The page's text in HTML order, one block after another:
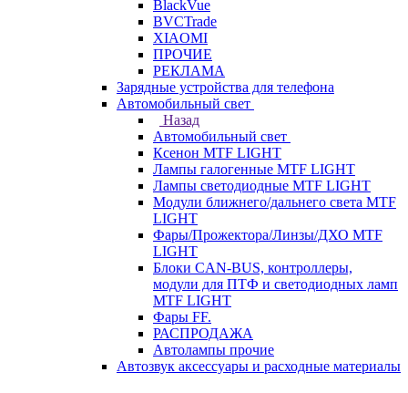
BlackVue
BVCTrade
XIAOMI
ПРОЧИЕ
РЕКЛАМА
Зарядные устройства для телефона
Автомобильный свет
Назад
Автомобильный свет
Ксенон MTF LIGHT
Лампы галогенные MTF LIGHT
Лампы светодиодные MTF LIGHT
Модули ближнего/дальнего света MTF
LIGHT
Фары/Прожектора/Линзы/ДХО MTF
LIGHT
Блоки CAN-BUS, контроллеры,
модули для ПТФ и светодиодных ламп
MTF LIGHT
Фары FF.
РАСПРОДАЖА
Автолампы прочие
Автозвук аксессуары и расходные материалы